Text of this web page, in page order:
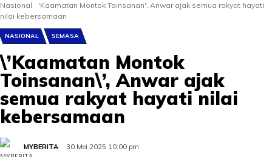
Nasional
'Kaamatan Montok Toinsanan', Anwar ajak semua rakyat hayati
nilai kebersamaan
NASIONAL SEMASA
\’Kaamatan Montok
Toinsanan\’, Anwar ajak
semua rakyat hayati nilai
kebersamaan
MYBERITA 30 Mei 2025 10:00 pm